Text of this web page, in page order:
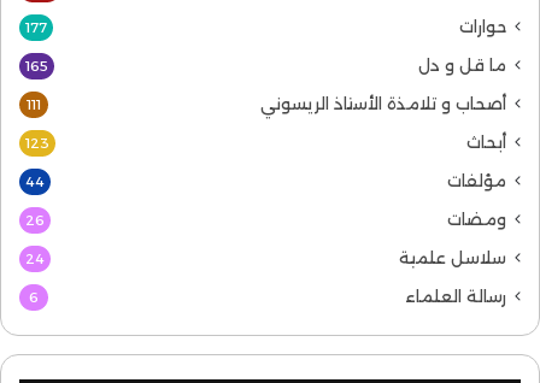
حوارات 177
ما قل و دل 165
أصحاب و تلامذة الأستاذ الريسوني 111
أبحاث 123
مؤلفات 44
ومضات 26
سلاسل علمية 24
رسالة العلماء 6